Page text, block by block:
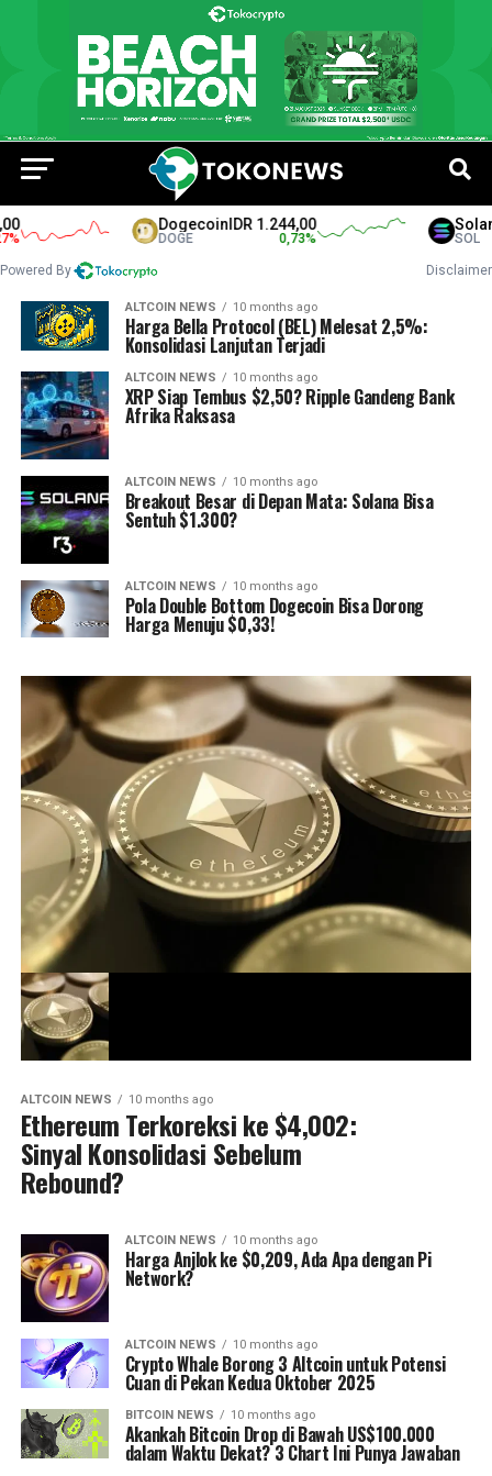
DogecoinIDR 1.244,00
DOGE 0,73%
Solana
SOL
Powered By Disclaimer
ALTCOIN NEWS 10 months ago
Harga Bella Protocol (BEL) Melesat 2,5%:
Konsolidasi Lanjutan Terjadi
ALTCOIN NEWS 10 months ago
XRP Siap Tembus $2,50? Ripple Gandeng Bank
Afrika Raksasa
ALTCOIN NEWS 10 months ago
Breakout Besar di Depan Mata: Solana Bisa
Sentuh $1.300?
ALTCOIN NEWS 10 months ago
Pola Double Bottom Dogecoin Bisa Dorong
Harga Menuju $0,33!
ALTCOIN NEWS 10 months ago
Ethereum Terkoreksi ke $4,002:
Sinyal Konsolidasi Sebelum
Rebound?
ALTCOIN NEWS 10 months ago
Harga Anjlok ke $0,209, Ada Apa dengan Pi
Network?
ALTCOIN NEWS 10 months ago
Crypto Whale Borong 3 Altcoin untuk Potensi
Cuan di Pekan Kedua Oktober 2025
BITCOIN NEWS 10 months ago
Akankah Bitcoin Drop di Bawah US$100.000
dalam Waktu Dekat? 3 Chart Ini Punya Jawaban